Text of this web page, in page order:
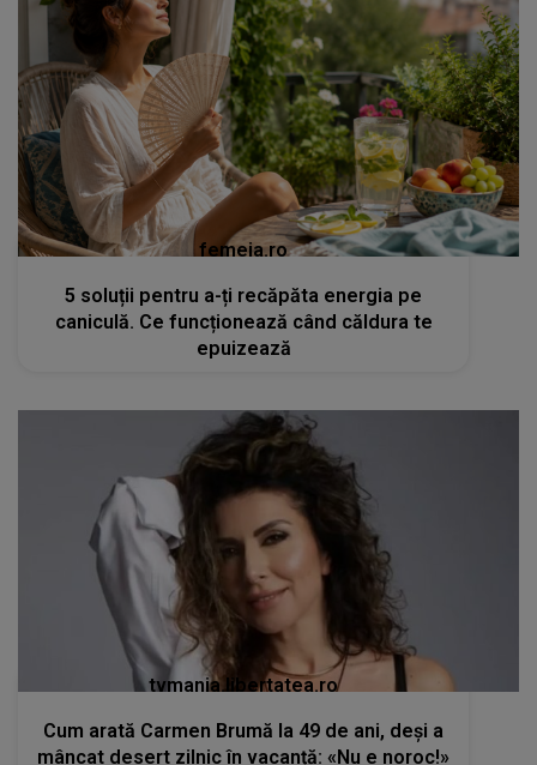
femeia.ro
5 soluții pentru a-ți recăpăta energia pe
caniculă. Ce funcționează când căldura te
epuizează
tvmania.libertatea.ro
Cum arată Carmen Brumă la 49 de ani, deși a
mâncat desert zilnic în vacanță: «Nu e noroc!»